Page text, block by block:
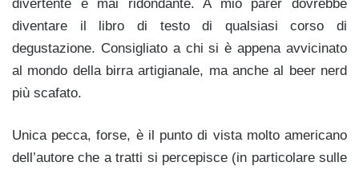
divertente e mai ridondante. A mio parer dovrebbe
diventare il libro di testo di qualsiasi corso di
degustazione. Consigliato a chi si è appena avvicinato
al mondo della birra artigianale, ma anche al beer nerd
più scafato.
Unica pecca, forse, è il punto di vista molto americano
dell’autore che a tratti si percepisce (in particolare sulle